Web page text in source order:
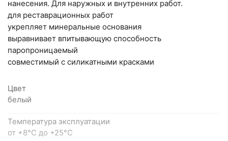
Самарская область, Волжский район, село
Преображенка, улица Ленинская, 75 (вывеска "Мир
кирпича")
пн-пт с 9:00 до 18:00, сб с 10:00 до 16:00
+7 (846) 215-18-18
+7 (993) 993-77-44
Написать в Telegram
нанесения. Для наружных и внутренних работ.
для реставрационных работ
укрепляет минеральные основания
выравнивает впитывающую способность
паропроницаемый
совместимый с силикатными красками
Цвет
белый
Температура эксплуатации
от +8°С до +25°С